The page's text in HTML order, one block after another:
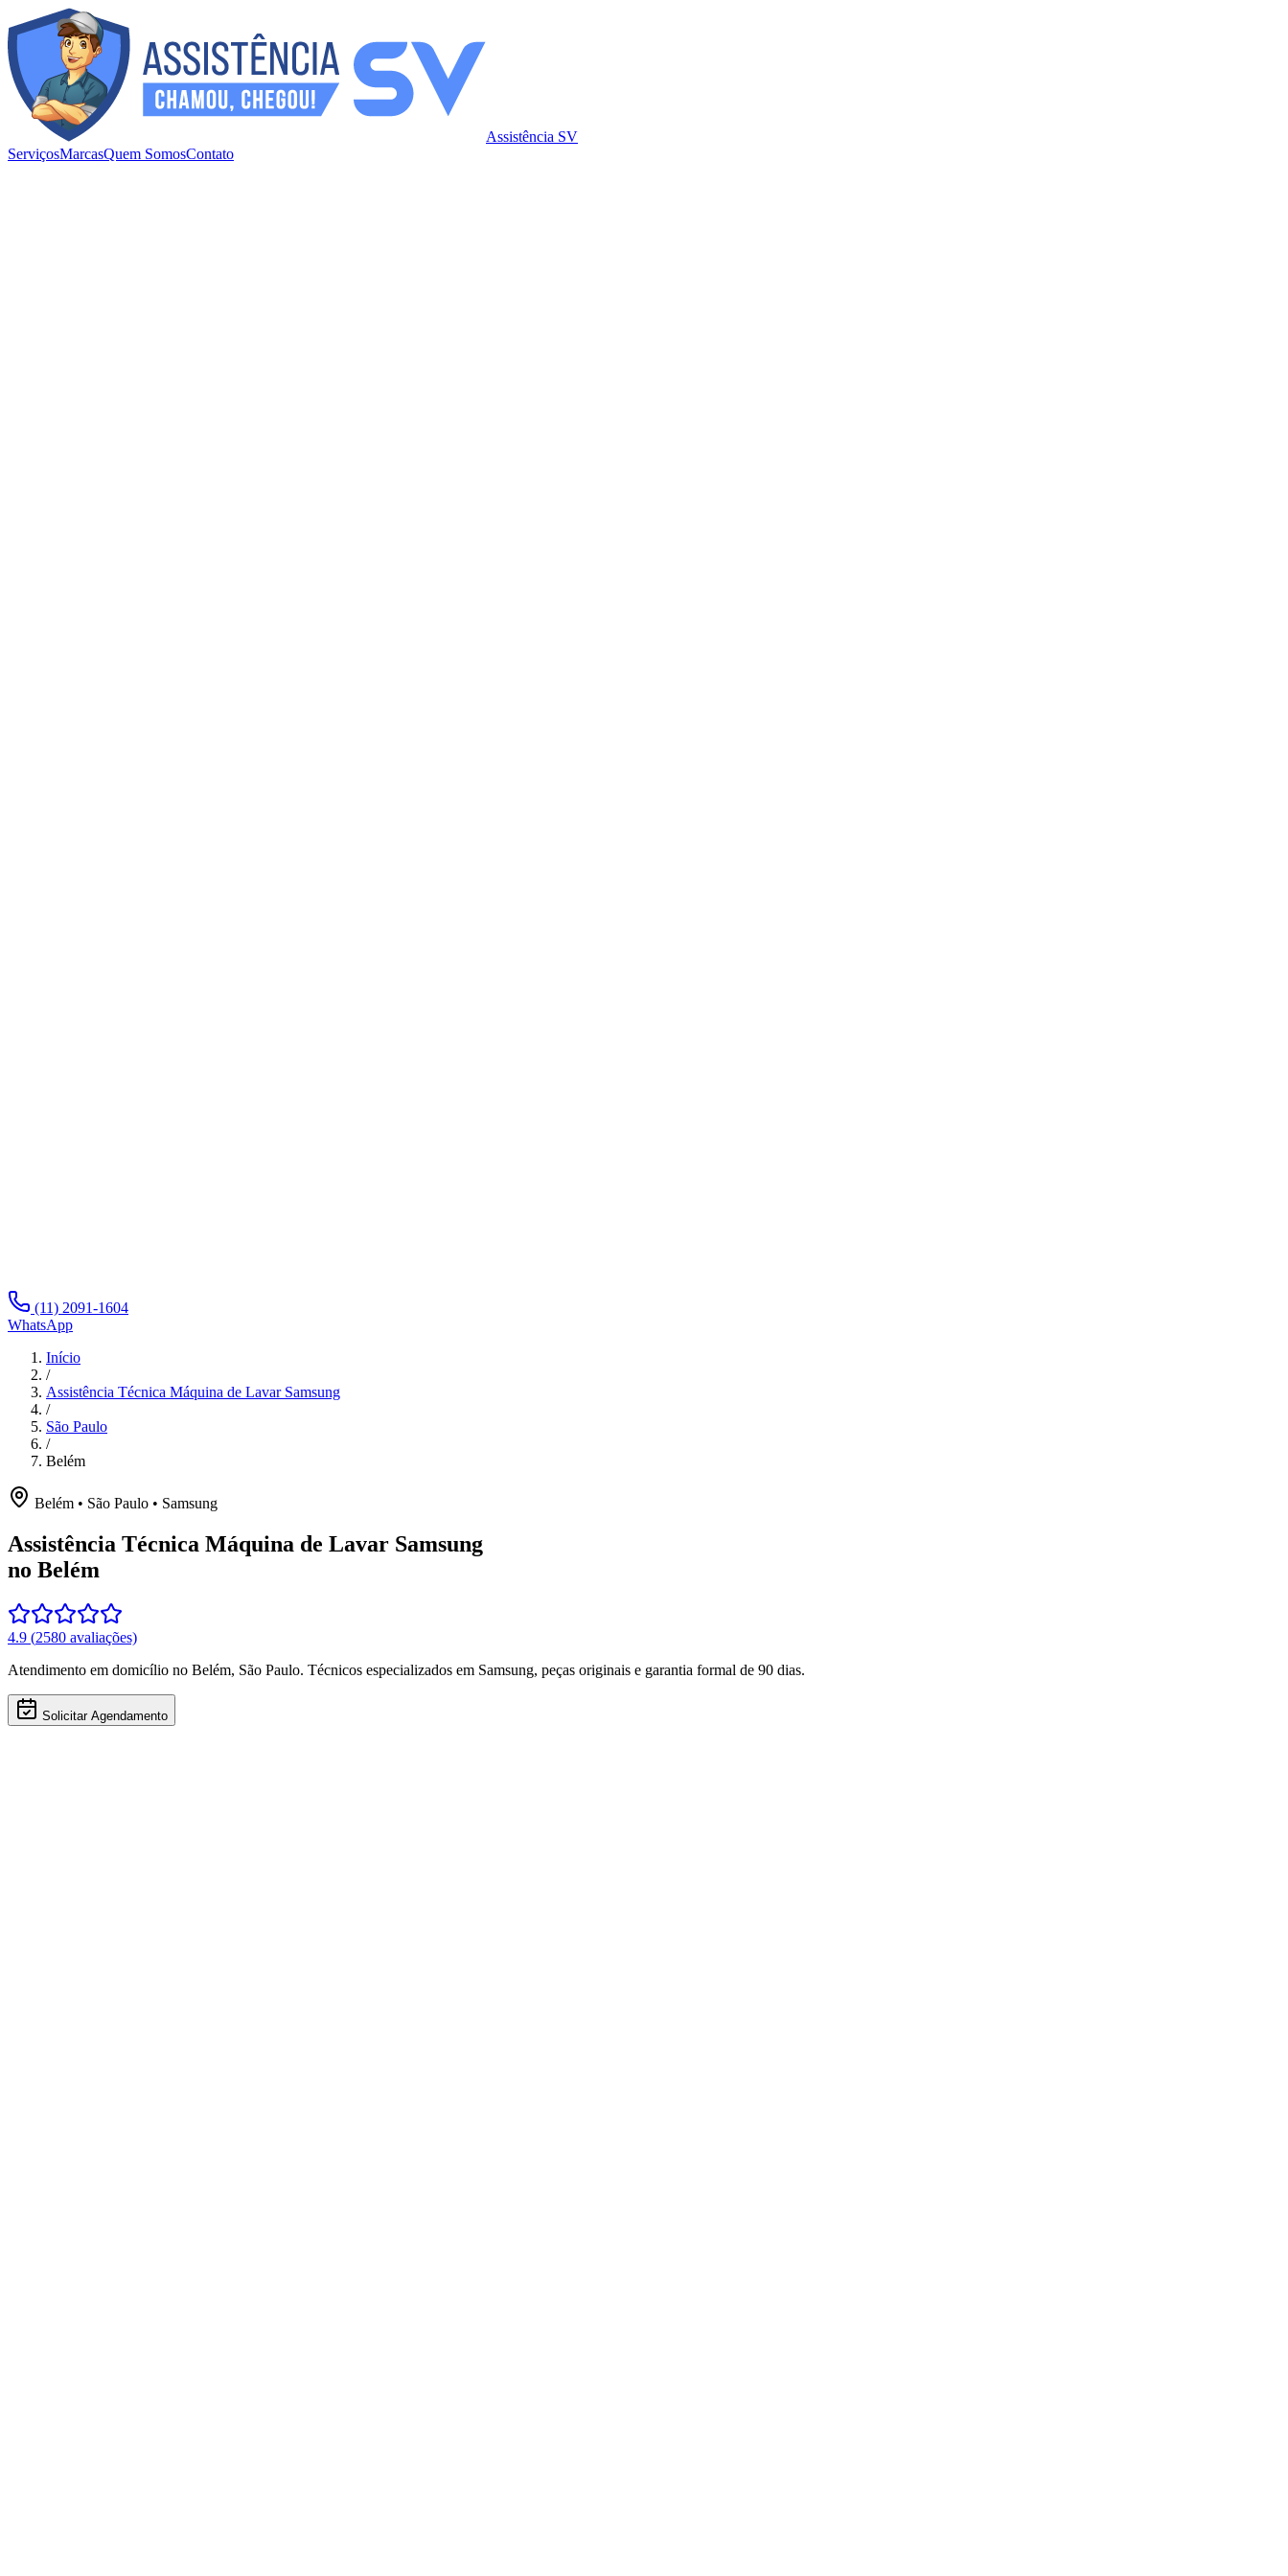
Assistência SV
ServiçosMarcasQuem SomosContato
(11) 2091-1604
WhatsApp
Início
/
Assistência Técnica Máquina de Lavar Samsung
/
São Paulo
/
Belém
Belém • São Paulo • Samsung
Assistência Técnica Máquina de Lavar Samsung
no Belém
4.9 (2580 avaliações)
Atendimento em domicílio no Belém, São Paulo. Técnicos especializados em Samsung, peças originais e garantia formal de 90 dias.
Solicitar Agendamento